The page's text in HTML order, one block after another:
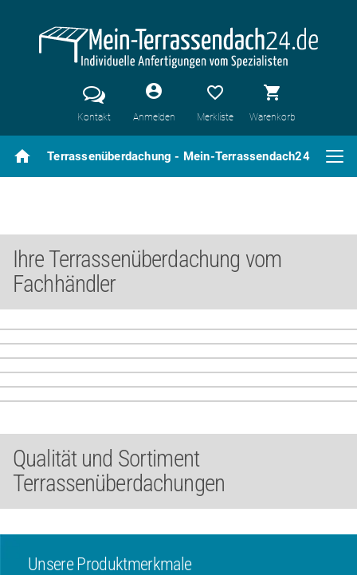
Kontakt
account_circle
Anmelden
favorite_border
Merkliste
shopping_cart
Warenkorb
home Terrassenüberdachung - Mein-Terrassendach24
Ihre Terrassenüberdachung vom
Fachhändler
Qualität und Sortiment
Terrassenüberdachungen
Unsere Produktmerkmale